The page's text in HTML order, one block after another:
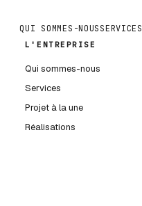
QUI SOMMES-NOUSSERVICES
L'ENTREPRISE
Qui sommes-nous
Services
Projet à la une
Réalisations